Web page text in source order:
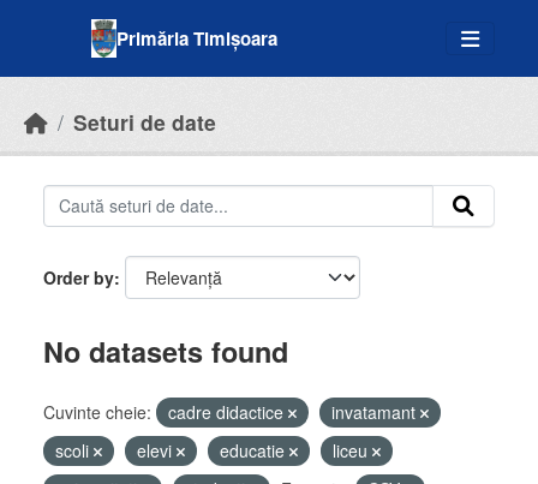
Primăria Timișoara
Seturi de date
Order by
No datasets found
Cuvinte cheie: cadre didactice
invatamant
scoli
elevi educatie
liceu